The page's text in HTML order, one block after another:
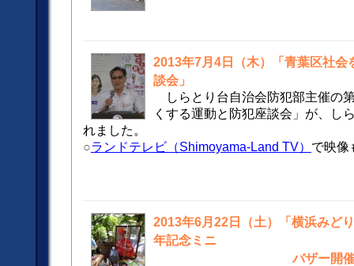
2013年7月4日（木）「青葉区社会
談会」
しらとり台自治会防犯部主催の
くする運動と防犯座談会」が、し
れました。
○ランドテレビ（Shimoyama-Land TV） で映像
2013年6月22日（土）「横浜みど
年記念ミニ
バザー開